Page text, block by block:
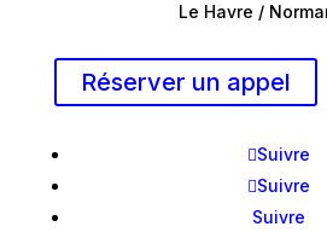
Le Havre /
Réserver un appel
Suivre
Suivre
Suivre